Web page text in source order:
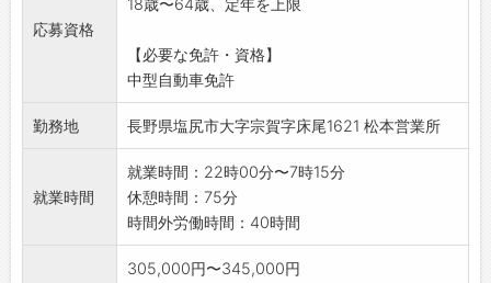
応募資格
18歳〜64歳、定年を上限
【必要な免許・資格】
中型自動車免許
勤務地 長野県塩尻市大字宗賀字床尾1621 松本営業所
就業時間
就業時間：22時00分〜7時15分
休憩時間：75分
時間外労働時間：40時間
305,000円〜345,000円